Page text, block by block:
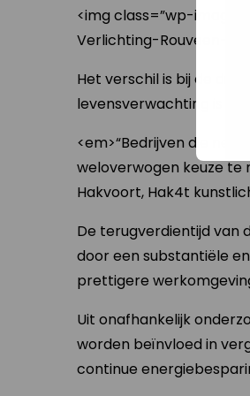
<img class=”wp-
Verlichting-Rouveen-3-
Het verschil is bij de
levensverwachting is
<em>“Bedrijven die net
weloverwogen keuze te
Hakvoort, Hak4t
De terugverdientijd van
door een substantiële
prettigere
Uit onafhankelijk
worden beïnvloed in
continue